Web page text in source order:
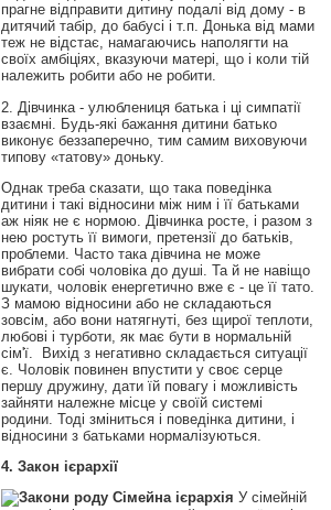
прагне відправити дитину подалі від дому - в
дитячий табір, до бабусі і т.п. Донька від мами
теж не відстає, намагаючись наполягти на
своїх амбіціях, вказуючи матері, що і коли тій
належить робити або не робити.
2. Дівчинка - улюблениця батька і ці симпатії
взаємні. Будь-які бажання дитини батько
виконує беззаперечно, тим самим виховуючи
типову «татову» доньку.
Однак треба сказати, що така поведінка
дитини і такі відносини між ним і її батьками
аж ніяк не є нормою. Дівчинка росте, і разом з
нею ростуть її вимоги, претензії до батьків,
проблеми. Часто така дівчина не може
вибрати собі чоловіка до душі. Та й не навіщо
шукати, чоловік енергетично вже є - це її тато.
З мамою відносини або не складаються
зовсім, або вони натягнуті, без щирої теплоти,
любові і турботи, як має бути в нормальній
сім'ї. Вихід з негативно складається ситуації
є. Чоловік повинен впустити у своє серце
першу дружину, дати їй повагу і можливість
зайняти належне місце у своїй системі
родини. Тоді зміниться і поведінка дитини, і
відносини з батьками нормалізуються.
4. Закон ієрархії
У сімейній